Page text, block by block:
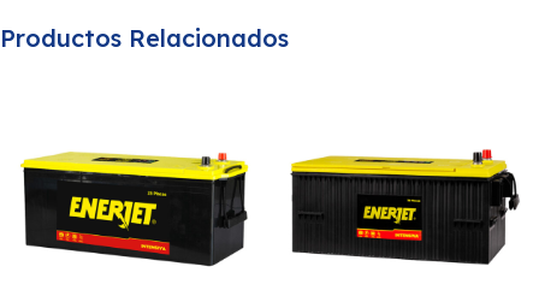
Productos Relacionados